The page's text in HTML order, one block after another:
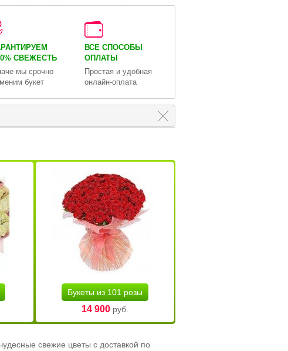
СВЕЖЕСТЬ
мы срочно
букет
ВСЕ СПОСОБЫ
ОПЛАТЫ
Простая и удобная
онлайн-оплата
Букеты из 101 розы
14 900руб.
свежие цветы с доставкой по